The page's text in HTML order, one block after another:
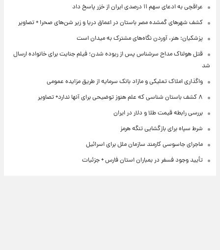
عراقچی به ادعای سهم ۱۱ درصدی ایران از خزر پاسخ داد
کشف شهرهای گمشده مصر باستان در اعماق دریا و زیر شن‌های صحرا + تصاویر
پزشکیان: هنر، آوردن نگاه‌های مشترک به میدان است
قتل هولناک مداح سرشناس پس از ربوده شدن؛ فیلم جنایت برای خانواده ارسال
شد
واگذاری املاک تملیکی و مازاد بانک سرمایه از طریق مزایده عمومی
۸ کشف باستان شناسی که علم هنوز توضیحی برای آنها ندارد+ تصاویر
بررسی رابطه قیمت طلا و دلار در ایران
شرط سپاه برای بازگشایی تنگه هرمز
ماجرای جاسوسی کارمند سازمان ملل برای اسرائیل
تأیید وجود فسفر در بمباران استان فارس + جزئیات